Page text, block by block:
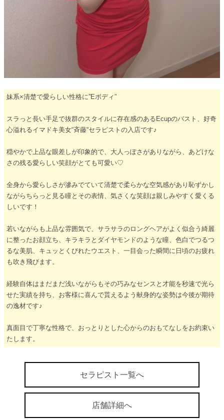
妹系×清楚で愛らしい性格に”Eボディ”
スラっと長い手足で抜群のスタイルに存在感のあるEcupのバスト、好奇
心溢れるイマドキ美女“斉藤“セラピストの入店です♪
穏やかで上品な眼差しが印象的で、大人っぽさがありながら、あどけな
さの残る愛らしい笑顔がとても可愛い♡
全身から愛らしさが滲みでていて清楚で柔らかな空気感があり恥ずかし
ながらちらっと見る瞳とその表情、気さくな笑顔は親しみやすく愛くる
しいです！
若いながらも上品な雰囲気で、サラサラのロングヘアがよく似合う綺麗
に整ったお顔立ち、キラキラとダイヤモンドのような瞳、色白でつるつ
るな美肌、キュッとくびれたウエスト、一目会った瞬間に日頃のお疲れ
も吹き飛びます。
経験自体はまだまだ浅いながらもその巧みなセンスと才能を秒速で光ら
せた実績を持ち、お客様に喜んで貰えるよう献身的な姿勢は今後が期待
の逸材です♪
真面目で丁寧な性格で、おっとりとした心からのおもてなしをお約束い
たします。
セラピスト一覧へ
店舗詳細へ